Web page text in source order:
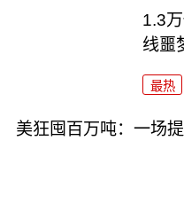
1.3
线噩
最热
美狂囤百万吨：一场